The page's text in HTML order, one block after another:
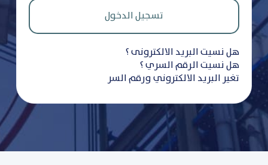
هل نسيت البريد الالكترونى ؟
هل نسيت الرقم السري ؟
تغير البريد الالكتروني ورقم السر